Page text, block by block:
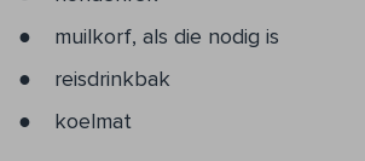
muilkorf, als die nodig is
reisdrinkbak
koelmat